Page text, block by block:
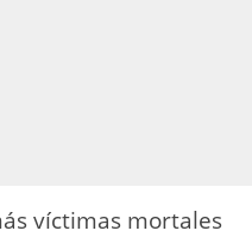
víctimas mortales